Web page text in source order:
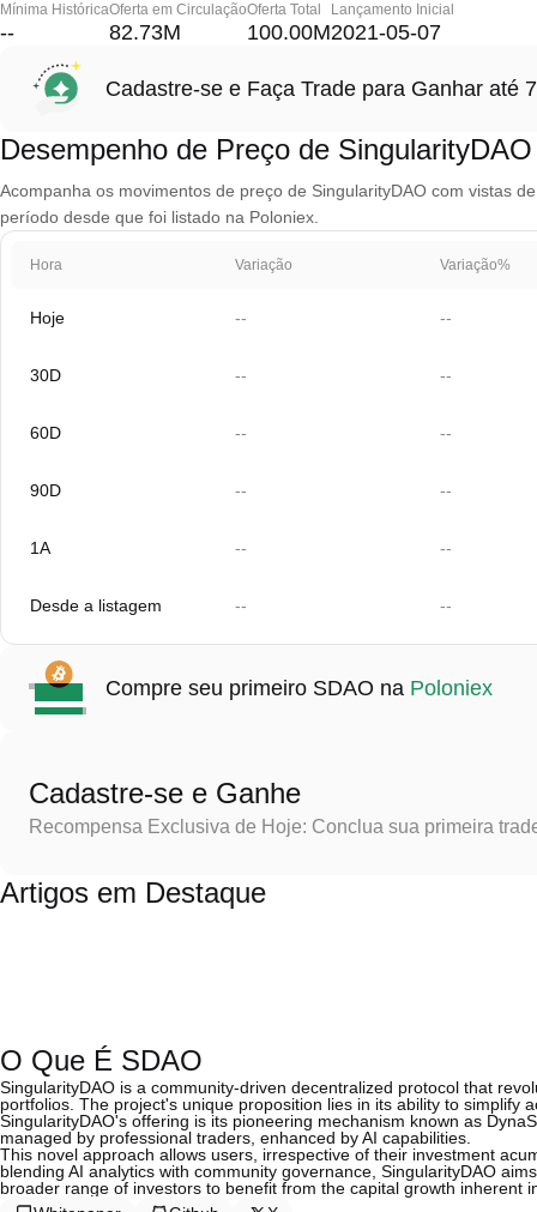
Mínima Histórica
--
Oferta em Circulação
82.73M
Oferta Total
100.00M
Lançamento Inicial
2021-05-07
Cadastre-se e Faça Trade para Ganhar até
Desempenho de Preço de
Acompanha os movimentos de preço de SingularityDAO com vistas
período desde que foi listado na Poloniex.
Hora Variação Variação%
Hoje -- --
30D -- --
60D -- --
90D -- --
1A -- --
Desde a listagem -- --
Compre seu primeiro SDAO na Poloniex
Cadastre-se e Ganhe
Recompensa Exclusiva de Hoje: Conclua sua primeira
Artigos em Destaque
O Que É SDAO
SingularityDAO is a community-driven decentralized protocol that
portfolios. The project's unique proposition lies in its ability to simplify
SingularityDAO's offering is its pioneering mechanism known as
managed by professional traders, enhanced by AI capabilities.
This novel approach allows users, irrespective of their investment
blending AI analytics with community governance, SingularityDAO
broader range of investors to benefit from the capital growth inherent